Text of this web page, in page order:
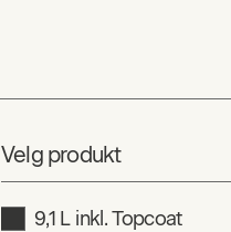
Velg produkt
9,1 L inkl. Topcoat